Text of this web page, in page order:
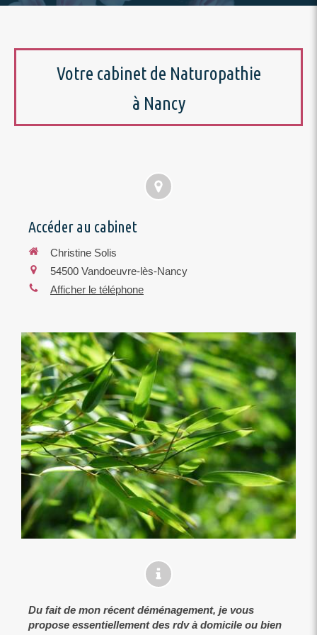
Votre cabinet de Naturopathie
à Nancy
Accéder au cabinet
Christine Solis
54500 Vandoeuvre-lès-Nancy
Afficher le téléphone
Du fait de mon récent déménagement, je vous
propose essentiellement des rdv à domicile ou bien